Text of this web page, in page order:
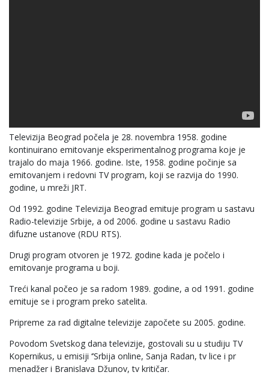
Televizija Beograd počela je 28. novembra 1958. godine
kontinuirano emitovanje eksperimentalnog programa koje je
trajalo do maja 1966. godine. Iste, 1958. godine počinje sa
emitovanjem i redovni TV program, koji se razvija do 1990.
godine, u mreži JRT.
Od 1992. godine Televizija Beograd emituje program u sastavu
Radio-televizije Srbije, a od 2006. godine u sastavu Radio
difuzne ustanove (RDU RTS).
Drugi program otvoren je 1972. godine kada je počelo i
emitovanje programa u boji.
Treći kanal počeo je sa radom 1989. godine, a od 1991. godine
emituje se i program preko satelita.
Pripreme za rad digitalne televizije započete su 2005. godine.
Povodom Svetskog dana televizije, gostovali su u studiju TV
Kopernikus, u emisiji ‘’Srbija online, Sanja Radan, tv lice i pr
menadžer i Branislava Džunov, tv kritičar.